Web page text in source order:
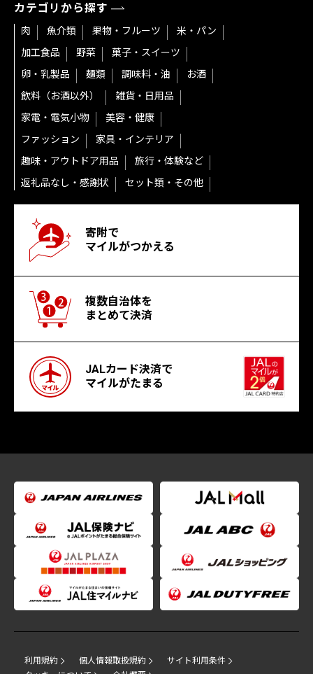
カテゴリから探す
肉 魚介類 果物・フルーツ
米・パン
加工食品
野菜
菓子・スイーツ
卵・乳製品
麺類 調味料・油
お酒
飲料（お酒以外）
雑貨・日用品
家電・電気小物
美容・健康
ファッション
家具・インテリア
趣味・アウトドア用品
旅行・体験など
返礼品なし・感謝状
セット類・その他
寄附で
マイルがつかえる
複数自治体を
まとめて決済
JALカード決済で
マイルがたまる
利用規約 個人情報取扱規約
サイト利用条件